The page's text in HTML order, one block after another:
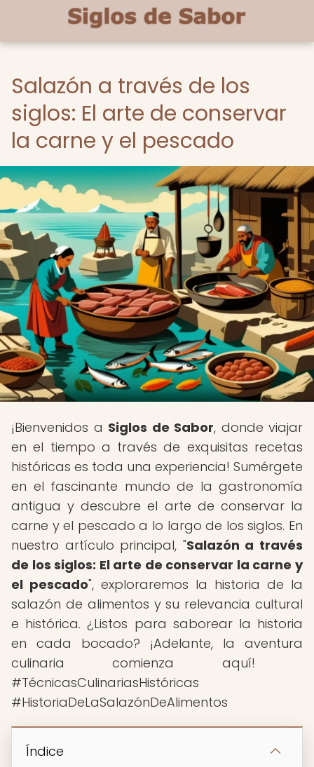
Salazón a través de los
siglos: El arte de conservar
la carne y el pescado
¡Bienvenidos a Siglos de Sabor, donde viajar
en el tiempo a través de exquisitas recetas
históricas es toda una experiencia! Sumérgete
en el fascinante mundo de la gastronomía
antigua y descubre el arte de conservar la
carne y el pescado a lo largo de los siglos. En
nuestro artículo principal, "Salazón a través
de los siglos: El arte de conservar la carne y
el pescado", exploraremos la historia de la
salazón de alimentos y su relevancia cultural
e histórica. ¿Listos para saborear la historia
en cada bocado? ¡Adelante, la aventura
culinaria comienza aquí! ️
#TécnicasCulinariasHistóricas
#HistoriaDeLaSalazónDeAlimentos
Índice